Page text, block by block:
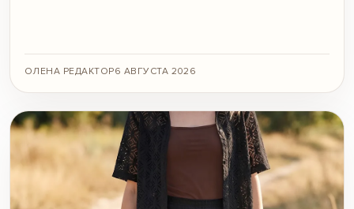
ОЛЕНА РЕДАКТОР6 АВГУСТА 2026